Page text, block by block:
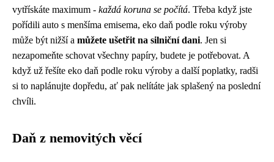
vytřískáte maximum - každá koruna se počítá. Třeba když jste
pořídili auto s menšíma emisema, eko daň podle roku výroby
může být nižší a můžete ušetřit na silniční dani. Jen si
nezapomeňte schovat všechny papíry, budete je potřebovat. A
když už řešíte eko daň podle roku výroby a další poplatky, radši
si to naplánujte dopředu, ať pak nelítáte jak splašený na poslední
chvíli.
Daň z nemovitých věcí